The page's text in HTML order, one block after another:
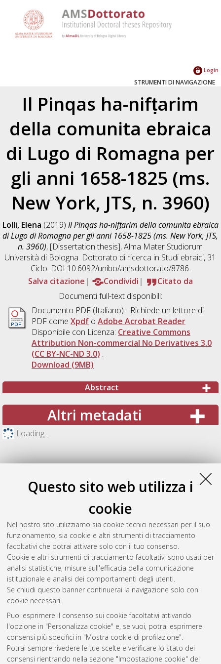
Questo sito web utilizza i
cookie
Nel nostro sito utilizziamo sia cookie tecnici necessari per il suo
funzionamento, sia cookie e altri strumenti di tracciamento
facoltativi che potrai attivare solo con il tuo consenso.
Cookie e altri strumenti di tracciamento facoltativi sono usati per
analisi statistiche, misure sull'efficacia della comunicazione
istituzionale e analisi dei comportamenti degli utenti.
Se chiudi questo banner continuerai la navigazione solo con i
cookie necessari.
Puoi esprimere il consenso sui cookie facoltativi attivando
l'opzione in "Personalizza cookie" e, se vuoi, potrai esprimere
consensi più specifici in "Mostra cookie di profilazione".
Potrai sempre rivedere le tue scelte e verificare lo stato dei
consensi rientrando nella sezione "Impostazione cookie" del
Login
STRUMENTI DI NAVIGAZIONE
Il Pinqas ha-nifṭarim
della comunita ebraica
di Lugo di Romagna per
gli anni 1658-1825 (ms.
New York, JTS, n. 3960)
Lolli, Elena (2019) Il Pinqas ha-nifṭarim della comunita ebraica
di Lugo di Romagna per gli anni 1658-1825 (ms. New York, JTS,
n. 3960), [Dissertation thesis], Alma Mater Studiorum
Università di Bologna. Dottorato di ricerca in Studi ebraici, 31
Ciclo. DOI 10.6092/unibo/amsdottorato/8786.
Salva citazione
Condividi
Citato da
Documenti full-text disponibili:
Documento PDF(Italiano) - Richiede un lettore di
PDF come Xpdfo Adobe Acrobat Reader
Disponibile con Licenza: Creative Commons
Attribution Non-commercial No Derivatives 3.0
(CC BY-NC-ND 3.0) .
Download (9MB)
Abstract
Altri metadati
Loading...
Gestione del documento:
Atom
Rss 1.0
Rss 2.0